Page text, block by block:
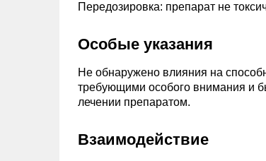
Передозировка: препарат не
Особые указания
Не обнаружено влияния на
требующими особого внимания и
лечении препаратом.
Взаимодействие